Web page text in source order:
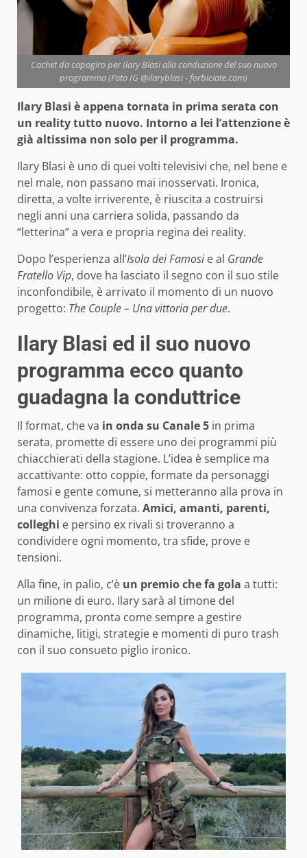
Cachet da capogiro per Ilary Blasi alla conduzione del suo nuovo
programma (Foto IG @ilaryblasi - forbiciate.com)
Ilary Blasi è appena tornata in prima serata con
un reality tutto nuovo. Intorno a lei l’attenzione è
già altissima non solo per il programma.
Ilary Blasi è uno di quei volti televisivi che, nel bene e
nel male, non passano mai inosservati. Ironica,
diretta, a volte irriverente, è riuscita a costruirsi
negli anni una carriera solida, passando da
“letterina” a vera e propria regina dei reality.
Dopo l’esperienza all’Isola dei Famosi e al Grande
Fratello Vip, dove ha lasciato il segno con il suo stile
inconfondibile, è arrivato il momento di un nuovo
progetto: The Couple – Una vittoria per due.
Ilary Blasi ed il suo nuovo
programma ecco quanto
guadagna la conduttrice
Il format, che va in onda su Canale 5 in prima
serata, promette di essere uno dei programmi più
chiacchierati della stagione. L’idea è semplice ma
accattivante: otto coppie, formate da personaggi
famosi e gente comune, si metteranno alla prova in
una convivenza forzata. Amici, amanti, parenti,
colleghi e persino ex rivali si troveranno a
condividere ogni momento, tra sfide, prove e
tensioni.
Alla fine, in palio, c’è un premio che fa gola a tutti:
un milione di euro. Ilary sarà al timone del
programma, pronta come sempre a gestire
dinamiche, litigi, strategie e momenti di puro trash
con il suo consueto piglio ironico.